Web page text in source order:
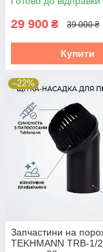
29 900 ₴ 39 000 ₴
Купити
–22%
Запчастини на
TEKHMANN TRB-1/